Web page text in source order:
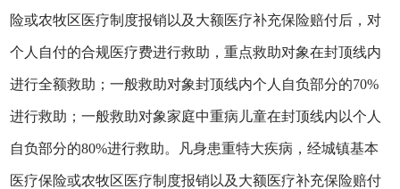
险或农牧区医疗制度报销以及大额医疗补充保险赔付后，对
个人自付的合规医疗费进行救助，重点救助对象在封顶线内
进行全额救助；一般救助对象封顶线内个人自负部分的70%
进行救助；一般救助对象家庭中重病儿童在封顶线内以个人
自负部分的80%进行救助。凡身患重特大疾病，经城镇基本
医疗保险或农牧区医疗制度报销以及大额医疗补充保险赔付